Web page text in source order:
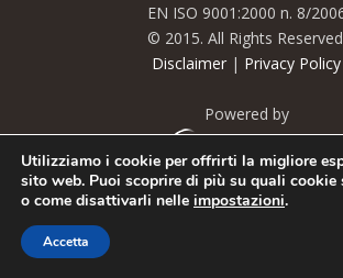
EN ISO 9001:2000 n. 8/
© 2015. All Rights
Disclaimer | Privacy Policy
Powered by
© 2015.Tutti i diritti riservati. Acquista
Utilizziamo i cookie per offrirti la migliore
sito web. Puoi scoprire di più su quali
o come disattivarli nelle impostazioni.
Accetta